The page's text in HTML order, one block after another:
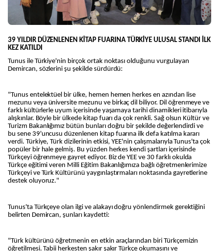
39 YILDIR DÜZENLENEN KİTAP FUARINA TÜRKİYE ULUSAL STANDI İLK
KEZ KATILDI
Tunus ile Türkiye'nin birçok ortak noktası olduğunu vurgulayan
Demircan, sözlerini şu şekilde sürdürdü:
"Tunus entelektüel bir ülke, hemen hemen herkes en azından lise
mezunu veya üniversite mezunu ve birkaç dil biliyor. Dil öğrenmeye ve
farklı kültürlerle uyum içerisinde yaşamaya tarihi dinamikleri itibarıyla
alışkınlar. Böyle bir ülkede kitap fuarı da çok renkli. Sağ olsun Kültür ve
Turizm Bakanlığımız bütün bunları doğru bir şekilde değerlendirdi ve
bu sene 39'uncusu düzenlenen kitap fuarına ilk defa katılma kararı
verdi. Türkiye, Türk dizilerinin etkisi, YEE'nin çalışmalarıyla Tunus'ta çok
popüler bir hale gelmiş. Bu yüzden herkes kendi şartları içerisinde
Türkçeyi öğrenmeye gayret ediyor. Biz de YEE ve 30 farklı okulda
Türkçe eğitimi veren Milli Eğitim Bakanlığımıza bağlı öğretmenlerimize
Türkçeyi ve Türk Kültürünü yaygınlaştırmaları noktasında gayretlerine
destek oluyoruz."
Tunus'ta Türkçeye olan ilgi ve alakayı doğru yönlendirmek gerektiğini
belirten Demircan, şunları kaydetti:
"Türk kültürünü öğretmenin en etkin araçlarından biri Türkçemizin
öğretilmesi. Tabii herkesten şakır şakır Türkçe okumasını ve